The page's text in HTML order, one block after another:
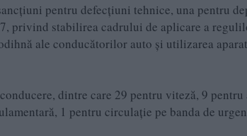
pentru defecțiuni tehnice, una pentru
privind stabilirea cadrului de aplicare a
ale conducătorilor auto și utilizarea
dintre care 29 pentru viteză, 9
1 pentru circulație pe banda de